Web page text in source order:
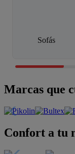
Sofás
Marcas que
Confort a tu